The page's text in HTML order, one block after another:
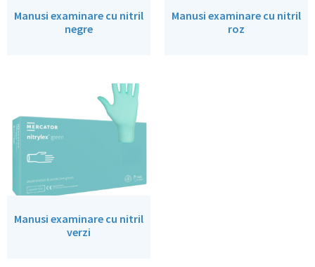
Manusi examinare cu nitril
negre
Manusi examinare cu nitril
roz
Manusi examinare cu nitril
verzi